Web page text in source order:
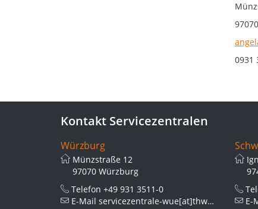
0931
Kontakt Servicezentralen
Würzburg
Münzstraße 12
97070 Würzburg
Telefon +49 931 3511-0
E-Mail servicezentrale-wue[at]thws.de
E-